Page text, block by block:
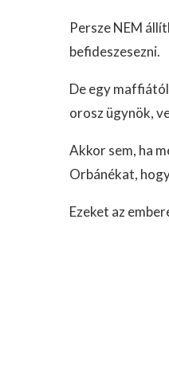
Persze NEM
befideszesezni.
De egy
orosz ügynök,
Akkor sem, ha
Orbánékat,
Ezeket az